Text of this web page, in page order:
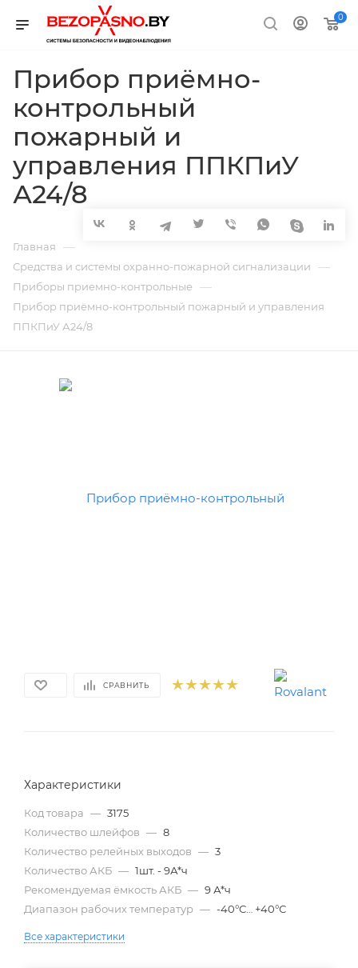
0
Прибор приёмно-
контрольный
пожарный и
управления ППКПиУ
А24/8
Главная —
Средства и системы охранно-пожарной сигнализации —
Приборы приемно-контрольные —
Прибор приёмно-контрольный пожарный и управления
ППКПиУ А24/8
СРАВНИТЬ
Характеристики
Код товара — 3175
Количество шлейфов — 8
Количество релейных выходов — 3
Количество АКБ — 1шт. - 9А*ч
Рекомендуемая ёмкость АКБ — 9 А*ч
Диапазон рабочих температур — -40°С… +40°С
Все характеристики